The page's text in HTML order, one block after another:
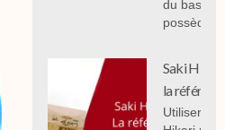
du bassin,
possèdent
Saki
la
Utiliser